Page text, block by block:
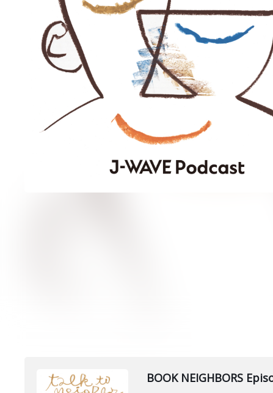
BOOK NEIGHBORS